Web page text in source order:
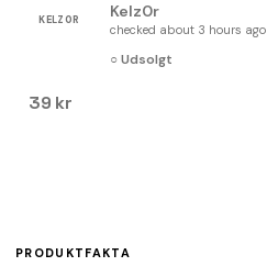
KELZ0R Kelz0r
checked about 3 hours ago
○ Udsolgt
39 kr
PRODUKTFAKTA